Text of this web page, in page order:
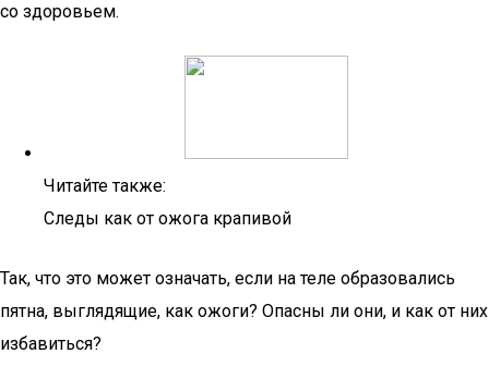
со здоровьем.
Читайте также:
Следы как от ожога крапивой
Так, что это может означать, если на теле образовались
пятна, выглядящие, как ожоги? Опасны ли они, и как от них
избавиться?